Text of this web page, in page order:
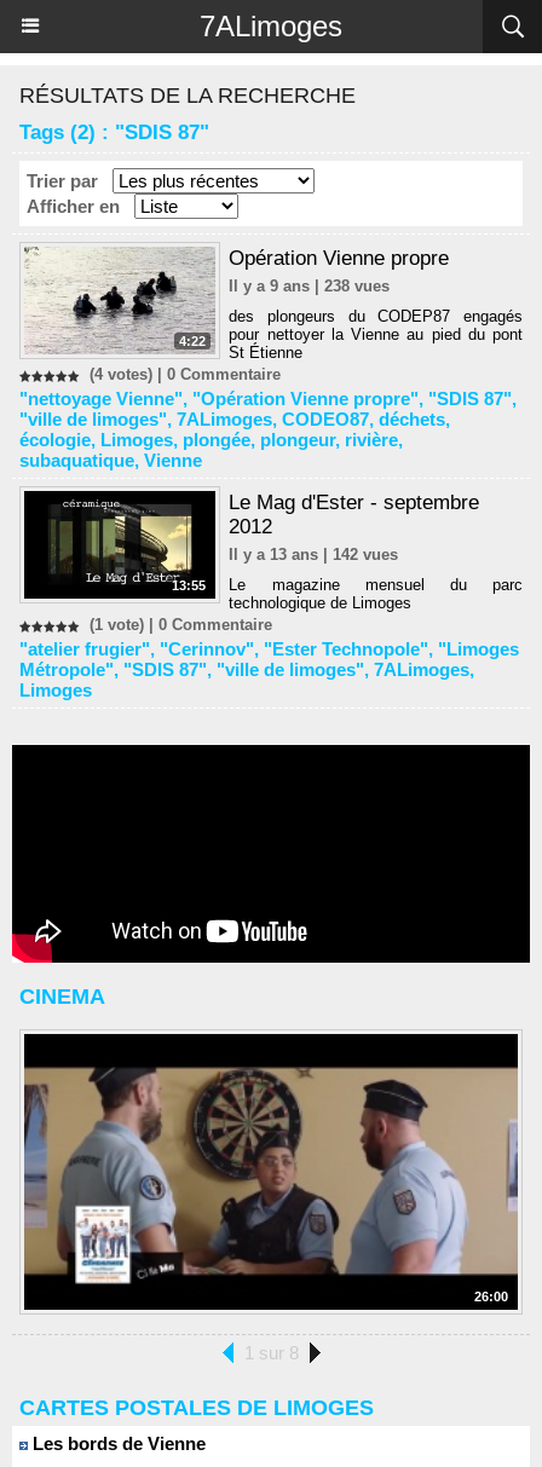
7ALimoges
RÉSULTATS DE LA RECHERCHE
Tags (2) : "SDIS 87"
Trier par
Afficher en
4:22
Opération Vienne propre
Il y a 9 ans | 238 vues
des plongeurs du CODEP87 engagés
pour nettoyer la Vienne au pied du pont
St Étienne
(4 votes) | 0 Commentaire
"nettoyage Vienne", "Opération Vienne propre", "SDIS 87",
"ville de limoges", 7ALimoges, CODEO87, déchets,
écologie, Limoges, plongée, plongeur, rivière,
subaquatique, Vienne
13:55
Le Mag d'Ester - septembre
2012
Il y a 13 ans | 142 vues
Le magazine mensuel du parc
technologique de Limoges
(1 vote) | 0 Commentaire
"atelier frugier", "Cerinnov", "Ester Technopole", "Limoges
Métropole", "SDIS 87", "ville de limoges", 7ALimoges,
Limoges
CINEMA
26:00
1 sur 8
CARTES POSTALES DE LIMOGES
Les bords de Vienne